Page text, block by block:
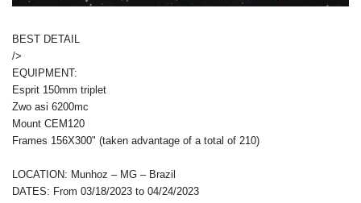
BEST DETAIL
/>
EQUIPMENT:
Esprit 150mm triplet
Zwo asi 6200mc
Mount CEM120
Frames 156X300" (taken advantage of a total of 210)
LOCATION: Munhoz – MG – Brazil
DATES: From 03/18/2023 to 04/24/2023